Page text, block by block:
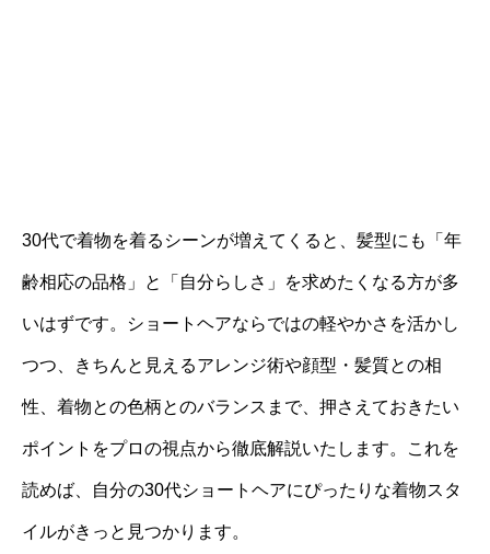
30代で着物を着るシーンが増えてくると、髪型にも「年
齢相応の品格」と「自分らしさ」を求めたくなる方が多
いはずです。ショートヘアならではの軽やかさを活かし
つつ、きちんと見えるアレンジ術や顔型・髪質との相
性、着物との色柄とのバランスまで、押さえておきたい
ポイントをプロの視点から徹底解説いたします。これを
読めば、自分の30代ショートヘアにぴったりな着物スタ
イルがきっと見つかります。